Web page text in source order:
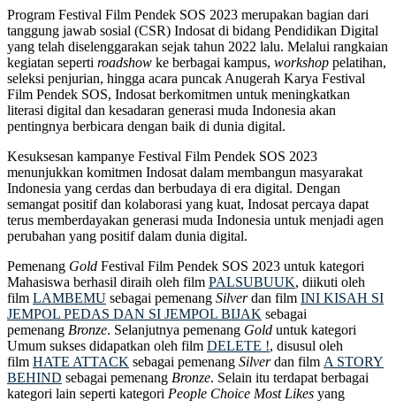
Program Festival Film Pendek SOS 2023 merupakan bagian dari
tanggung jawab sosial (CSR) Indosat di bidang Pendidikan Digital
yang telah diselenggarakan sejak tahun 2022 lalu. Melalui rangkaian
kegiatan seperti roadshow ke berbagai kampus, workshop pelatihan,
seleksi penjurian, hingga acara puncak Anugerah Karya Festival
Film Pendek SOS, Indosat berkomitmen untuk meningkatkan
literasi digital dan kesadaran generasi muda Indonesia akan
pentingnya berbicara dengan baik di dunia digital.
Kesuksesan kampanye Festival Film Pendek SOS 2023
menunjukkan komitmen Indosat dalam membangun masyarakat
Indonesia yang cerdas dan berbudaya di era digital. Dengan
semangat positif dan kolaborasi yang kuat, Indosat percaya dapat
terus memberdayakan generasi muda Indonesia untuk menjadi agen
perubahan yang positif dalam dunia digital.
Pemenang Gold Festival Film Pendek SOS 2023 untuk kategori
Mahasiswa berhasil diraih oleh film PALSUBUUK, diikuti oleh
film LAMBEMU sebagai pemenang Silverdan film INI KISAH SI
JEMPOL PEDAS DAN SI JEMPOL BIJAK sebagai
pemenang Bronze. Selanjutnya pemenang Gold untuk kategori
Umum sukses didapatkan oleh film DELETE !, disusul oleh
film HATE ATTACK sebagai pemenang Silverdan film A STORY
BEHIND sebagai pemenang Bronze. Selain itu terdapat berbagai
kategori lain seperti kategori People Choice Most Likes yang